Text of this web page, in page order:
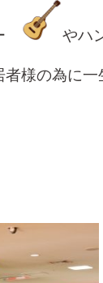
やハ
者様の為に一